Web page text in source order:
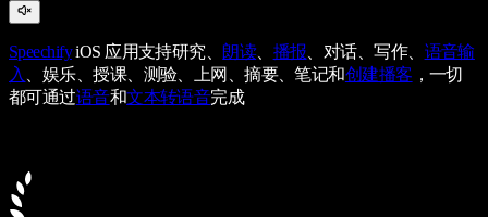
SpeechifyiOS 应用支持研究、 朗读、 播报 、对话、写作、 语音输
入
、娱乐、授课、测验、上网、摘要、笔记和创建播客 ，一切
都可通过语音和文本转语音完成